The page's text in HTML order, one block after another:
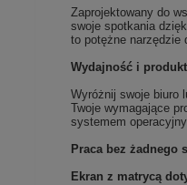
Zaprojektowany do
swoje spotkania
to potężne narzędzie
Wydajność i
Wyróżnij swoje biuro
Twoje wymagające
systemem
Praca bez żadnego
Ekran z matrycą